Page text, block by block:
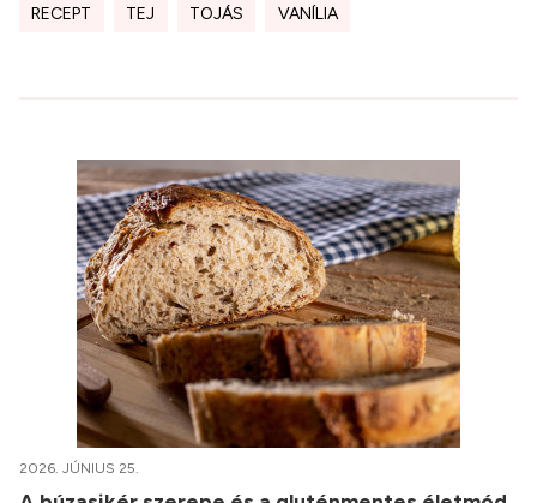
RECEPT TEJ TOJÁS VANÍLIA
2026. JÚNIUS 25.